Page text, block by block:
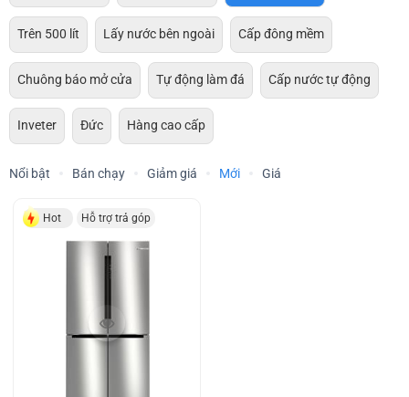
Trên 500 lít Lấy nước bên ngoài Cấp đông mềm
Chuông báo mở cửa Tự động làm đá Cấp nước tự động
Inveter Đức Hàng cao cấp
Nổi bật Bán chạy Giảm giá Mới Giá
Hot Hỗ trợ trả góp